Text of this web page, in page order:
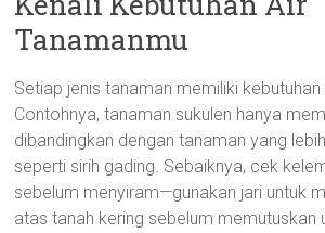
Tanamanmu
Setiap jenis tanaman memiliki
Contohnya, tanaman sukulen hanya
dibandingkan dengan tanaman yang
seperti sirih gading. Sebaiknya, cek
sebelum menyiram—gunakan jari untuk
atas tanah kering sebelum memutuskan